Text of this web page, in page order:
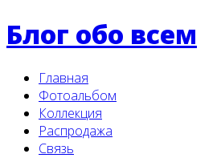
Блог обо всем
Главная
Фотоальбом
Коллекция
Распродажа
Связь